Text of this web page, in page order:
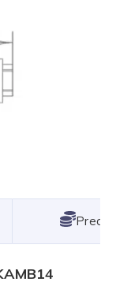
Lowest